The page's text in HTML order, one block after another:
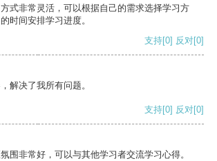
式非常灵活，可以根据自己的需求选择学习方
时间安排学习进度。
支持[0] 反对[0]
解决了我所有问题。
支持[0] 反对[0]
围非常好，可以与其他学习者交流学习心得。